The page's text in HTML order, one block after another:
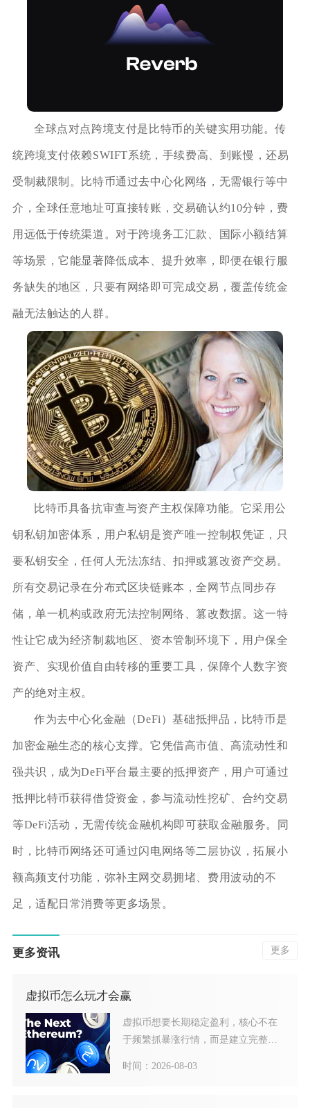
全球点对点跨境支付是比特币的关键实用功能。传
统跨境支付依赖SWIFT系统，手续费高、到账慢，还易
受制裁限制。比特币通过去中心化网络，无需银行等中
介，全球任意地址可直接转账，交易确认约10分钟，费
用远低于传统渠道。对于跨境务工汇款、国际小额结算
等场景，它能显著降低成本、提升效率，即便在银行服
务缺失的地区，只要有网络即可完成交易，覆盖传统金
融无法触达的人群。
比特币具备抗审查与资产主权保障功能。它采用公
钥私钥加密体系，用户私钥是资产唯一控制权凭证，只
要私钥安全，任何人无法冻结、扣押或篡改资产交易。
所有交易记录在分布式区块链账本，全网节点同步存
储，单一机构或政府无法控制网络、篡改数据。这一特
性让它成为经济制裁地区、资本管制环境下，用户保全
资产、实现价值自由转移的重要工具，保障个人数字资
产的绝对主权。
作为去中心化金融（DeFi）基础抵押品，比特币是
加密金融生态的核心支撑。它凭借高市值、高流动性和
强共识，成为DeFi平台最主要的抵押资产，用户可通过
抵押比特币获得借贷资金，参与流动性挖矿、合约交易
等DeFi活动，无需传统金融机构即可获取金融服务。同
时，比特币网络还可通过闪电网络等二层协议，拓展小
额高频支付功能，弥补主网交易拥堵、费用波动的不
足，适配日常消费等更多场景。
更多资讯 更多
虚拟币怎么玩才会赢
虚拟币想要长期稳定盈利，核心不在
于频繁抓暴涨行情，而是建立完整风
时间：2026-08-03